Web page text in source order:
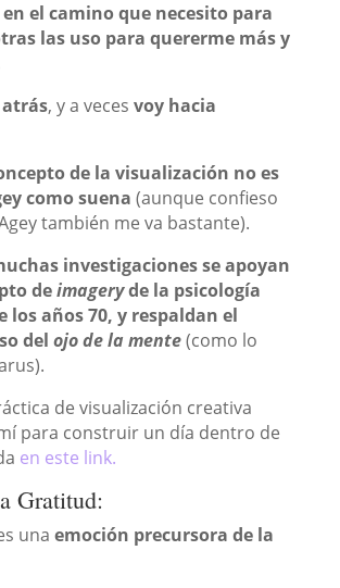
el camino que necesito para
las uso para quererme más y
, y a veces voy hacia
de la visualización no es
como suena (aunque confieso
también me va bastante).
investigaciones se apoyan
deimageryde la psicología
los años 70, y respaldan el
del ojo de la mente(como lo
de visualización creativa
para construir un día dentro de
en este link.
Gratitud:
una emoción precursora de la